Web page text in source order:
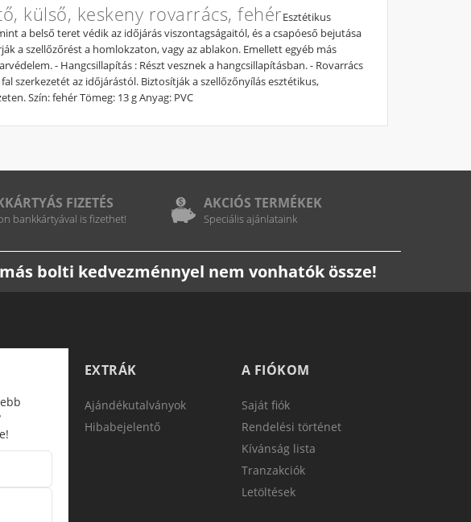
külső, keskeny rovarrács, fehérEsztétikus
a belső teret védik az időjárás viszontagságaitól, és a csapóeső bejutása
a szellőzőrést a homlokzaton, vagy az ablakon. Emellett egyéb más
- Hangcsillapítás : Részt vesznek a hangcsillapításban. - Rovarrács
szerkezetét az időjárástól. Biztosítják a szellőzőnyílás esztétikus,
Szín: fehér Tömeg: 13 g Anyag: PVC
FIZETÉS
bankkártyával is fizethet!
AKCIÓS TERMÉKEK
Speciális ajánlataink
bolti kedvezménnyel nem vonhatók össze!
EXTRÁK
Ajándékutalványok
Hibabejelentő
A FIÓKOM
Saját fiók
Rendelési történet
Kívánság lista
Tranzakciók
Letöltések